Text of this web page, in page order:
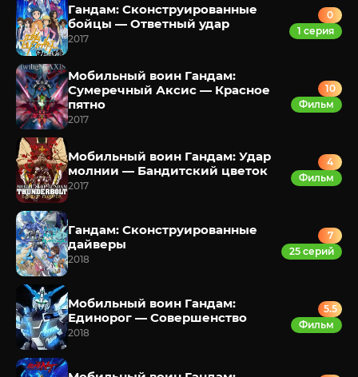
Гандам: Сконструированные
бойцы — Ответный удар
2017
0
1 серия
Мобильный воин Гандам:
Сумеречный Аксис — Красное
пятно
2017
10
Фильм
Мобильный воин Гандам: Удар
молнии — Бандитский цветок
2017
4
Фильм
Гандам: Сконструированные
дайверы
2018
7
25 серий
Мобильный воин Гандам:
Единорог — Совершенство
2018
5.5
Фильм